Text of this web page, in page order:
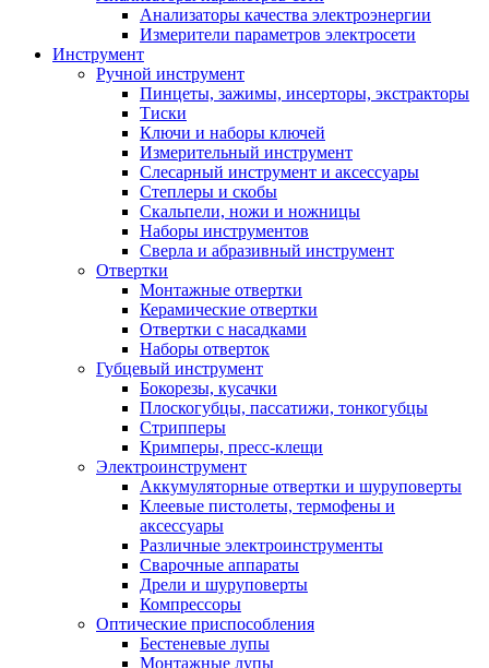
Анализаторы качества электроэнергии
Измерители параметров электросети
Инструмент
Ручной инструмент
Пинцеты, зажимы, инсерторы, экстракторы
Тиски
Ключи и наборы ключей
Измерительный инструмент
Слесарный инструмент и аксессуары
Степлеры и скобы
Скальпели, ножи и ножницы
Наборы инструментов
Сверла и абразивный инструмент
Отвертки
Монтажные отвертки
Керамические отвертки
Отвертки с насадками
Наборы отверток
Губцевый инструмент
Бокорезы, кусачки
Плоскогубцы, пассатижи, тонкогубцы
Стрипперы
Кримперы, пресс-клещи
Электроинструмент
Аккумуляторные отвертки и шуруповерты
Клеевые пистолеты, термофены и
аксессуары
Различные электроинструменты
Сварочные аппараты
Дрели и шуруповерты
Компрессоры
Оптические приспособления
Бестеневые лупы
Монтажные лупы